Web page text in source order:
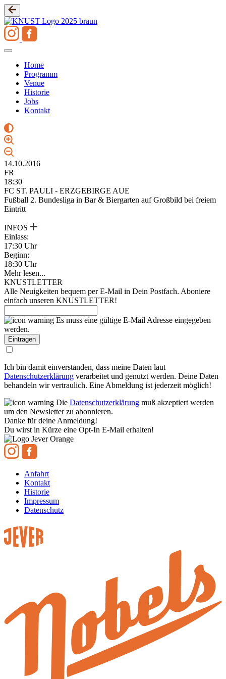
Zum
Inhalt
springen
Home
Programm
Venue
Historie
Jobs
Kontakt
14.10.2016
FR
18:30
FC ST. PAULI - ERZGEBIRGE AUE
Fußball 2. Bundesliga in Bar & Biergarten auf Großbild bei freiem
Eintritt
INFOS
Einlass:
17:30 Uhr
Beginn:
18:30 Uhr
Mehr lesen...
KNUSTLETTER
Alle Neuigkeiten bequem per E-Mail in Dein Postfach. Aboniere
einfach unseren KNUSTLETTER!
Es muss eine gültige E-Mail Adresse eingegeben
werden.
Ich bin damit einverstanden, dass meine Daten laut
Datenschutzerklärung verarbeitet und genutzt werden. Deine Daten
behandeln wir vertraulich. Eine Abmeldung ist jederzeit möglich!
Die Datenschutzerklärung muß akzeptiert werden
um den Newsletter zu abonnieren.
Danke für deine Anmeldung!
Du wirst in Kürze eine Opt-In E-Mail erhalten!
Anfahrt
Kontakt
Historie
Impressum
Datenschutz